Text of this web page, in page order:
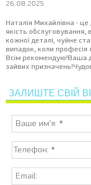
26.08.2025
Наталія Михайлівна -
якість обслуговування,
кожної деталі, чуйне
випадок, коли професія
Всім рекомендую!Ваша
зайвих
ЗАЛИШТЕ СВІЙ